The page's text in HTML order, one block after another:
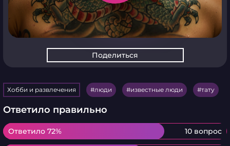
Поделиться
Хобби и развлечения люди известные люди тату
Ответило правильно
Ответило 72% 10 вопрос
Ответило 72%